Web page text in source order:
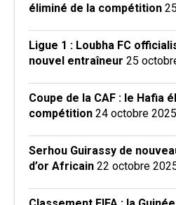
éliminé de la compétition
Ligue 1 : Loubha FC
nouvel entraîneur 25
Coupe de la CAF : le Hafia
compétition 24 octobre 2025
Serhou Guirassy de
d’or Africain 22 octobre